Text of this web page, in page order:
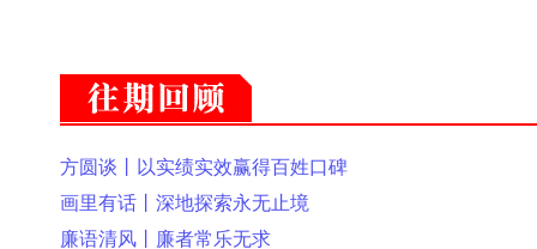
方圆谈丨以实绩实效赢得百姓口碑
画里有话丨深地探索永无止境
廉语清风丨廉者常乐无求